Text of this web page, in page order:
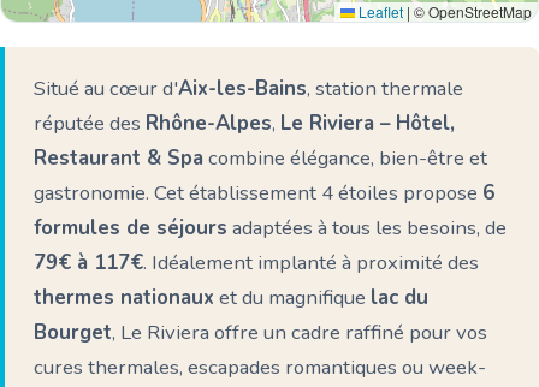
Leaflet | © OpenStreetMap
Situé au cœur d'Aix-les-Bains, station thermale
réputée des Rhône-Alpes, Le Riviera – Hôtel,
Restaurant & Spa combine élégance, bien-être et
gastronomie. Cet établissement 4 étoiles propose 6
formules de séjours adaptées à tous les besoins, de
79€ à 117€. Idéalement implanté à proximité des
thermes nationaux et du magnifique lac du
Bourget, Le Riviera offre un cadre raffiné pour vos
cures thermales, escapades romantiques ou week-